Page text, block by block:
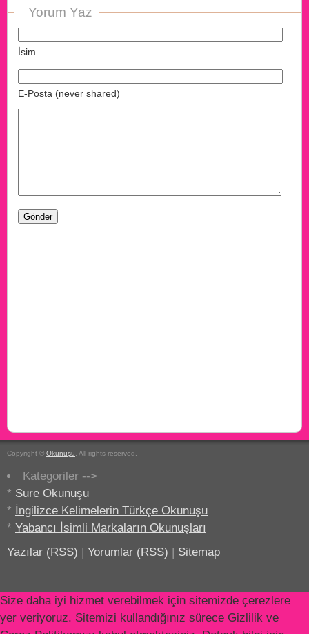
Yorum Yaz
İsim
E-Posta (never shared)
Copyright © Okunuşu . All rights reserved.
Kategoriler -->
* Sure Okunuşu
* İngilizce Kelimelerin Türkçe Okunuşu
* Yabancı İsimli Markaların Okunuşları
Yazılar (RSS) | Yorumlar (RSS) | Sitemap
Size daha iyi hizmet verebilmek için sitemizde çerezlere
yer veriyoruz. Sitemizi kullandığınız sürece Gizlilik ve